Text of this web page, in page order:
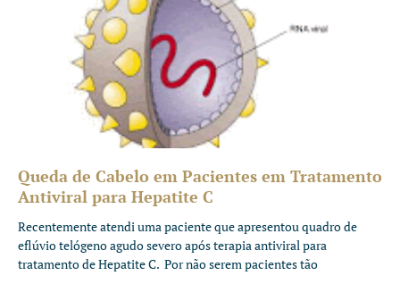
Queda de Cabelo em Pacientes em Tratamento
Antiviral para Hepatite C
Recentemente atendi uma paciente que apresentou quadro de
eflúvio telógeno agudo severo após terapia antiviral para
tratamento de Hepatite C. Por não serem pacientes tão